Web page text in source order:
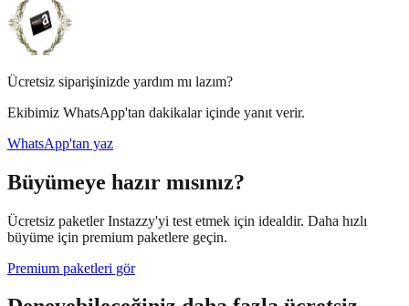
Ücretsiz siparişinizde yardım mı lazım?
Ekibimiz WhatsApp'tan dakikalar içinde yanıt verir.
WhatsApp'tan yaz
Büyümeye hazır mısınız?
Ücretsiz paketler Instazzy'yi test etmek için idealdir. Daha hızlı
büyüme için premium paketlere geçin.
Premium paketleri gör